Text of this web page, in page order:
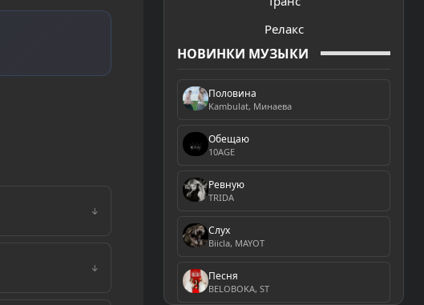
Релакс
НОВИНКИ МУЗЫКИ
Половина
Kambulat, Минаева
Обещаю
10AGE
Ревную
TRIDA
Слух
Biicla, MAYOT
Песня
BELOBOKA, ST
↓
↓